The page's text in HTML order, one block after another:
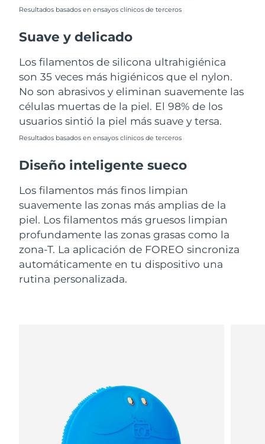
Resultados basados en ensayos clínicos de terceros
Suave y delicado
Los filamentos de silicona ultrahigiénica
son 35 veces más higiénicos que el nylon.
No son abrasivos y eliminan suavemente las
células muertas de la piel. El 98% de los
usuarios sintió la piel más suave y tersa.
Resultados basados en ensayos clínicos de terceros
Diseño inteligente sueco
Los filamentos más finos limpian
suavemente las zonas más amplias de la
piel. Los filamentos más gruesos limpian
profundamente las zonas grasas como la
zona-T. La aplicación de FOREO sincroniza
automáticamente en tu dispositivo una
rutina personalizada.